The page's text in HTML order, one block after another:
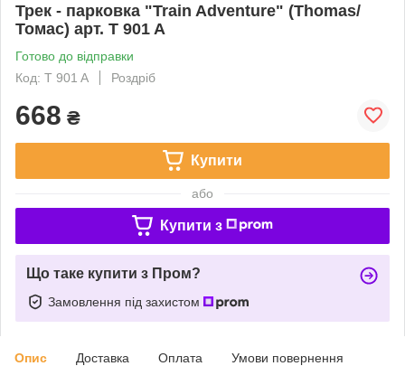
Трек - парковка "Train Adventure" (Thomas/
Томас) арт. T 901 A
Готово до відправки
Код: T 901 A
Роздріб
668 ₴
Купити
або
Купити з
Що таке купити з Пром?
Замовлення під захистом
Опис Доставка Оплата Умови повернення